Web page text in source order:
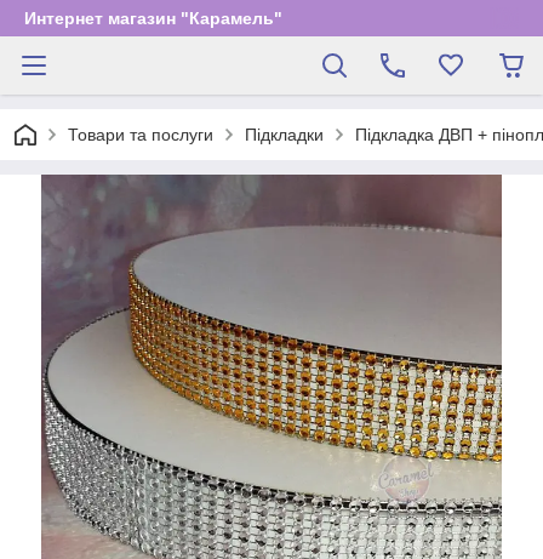
Интернет магазин "Карамель"
Товари та послуги Підкладки Підкладка ДВП +